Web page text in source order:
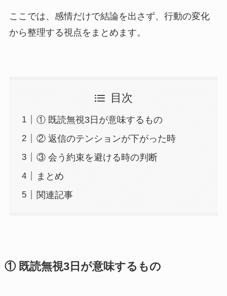
ここでは、感情だけで結論を出さず、行動の変化
から整理する視点をまとめます。
目次
① 既読無視3日が意味するもの
② 返信のテンションが下がった時
③ 会う約束を避ける時の判断
まとめ
関連記事
① 既読無視3日が意味するもの